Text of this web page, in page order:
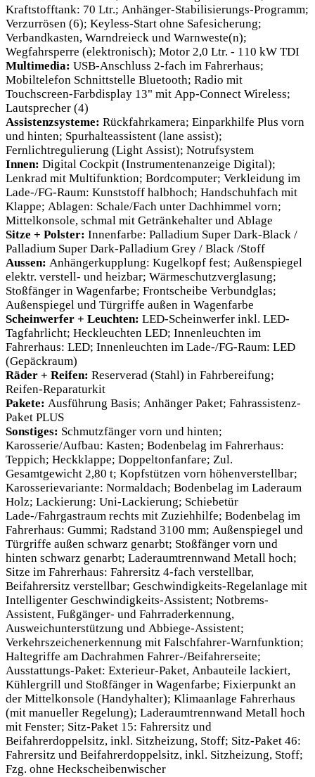
Kraftstofftank: 70 Ltr.; Anhänger-Stabilisierungs-Programm;
Verzurrösen (6); Keyless-Start ohne Safesicherung;
Verbandkasten, Warndreieck und Warnweste(n);
Wegfahrsperre (elektronisch); Motor 2,0 Ltr. - 110 kW TDI
Multimedia: USB-Anschluss 2-fach im Fahrerhaus;
Mobiltelefon Schnittstelle Bluetooth; Radio mit
Touchscreen-Farbdisplay 13" mit App-Connect Wireless;
Lautsprecher (4)
Assistenzsysteme: Rückfahrkamera; Einparkhilfe Plus vorn
und hinten; Spurhalteassistent (lane assist);
Fernlichtregulierung (Light Assist); Notrufsystem
Innen: Digital Cockpit (Instrumentenanzeige Digital);
Lenkrad mit Multifunktion; Bordcomputer; Verkleidung im
Lade-/FG-Raum: Kunststoff halbhoch; Handschuhfach mit
Klappe; Ablagen: Schale/Fach unter Dachhimmel vorn;
Mittelkonsole, schmal mit Getränkehalter und Ablage
Sitze + Polster: Innenfarbe: Palladium Super Dark-Black /
Palladium Super Dark-Palladium Grey / Black /Stoff
Aussen: Anhängerkupplung: Kugelkopf fest; Außenspiegel
elektr. verstell- und heizbar; Wärmeschutzverglasung;
Stoßfänger in Wagenfarbe; Frontscheibe Verbundglas;
Außenspiegel und Türgriffe außen in Wagenfarbe
Scheinwerfer + Leuchten: LED-Scheinwerfer inkl. LED-
Tagfahrlicht; Heckleuchten LED; Innenleuchten im
Fahrerhaus: LED; Innenleuchten im Lade-/FG-Raum: LED
(Gepäckraum)
Räder + Reifen: Reserverad (Stahl) in Fahrbereifung;
Reifen-Reparaturkit
Pakete: Ausführung Basis; Anhänger Paket; Fahrassistenz-
Paket PLUS
Sonstiges: Schmutzfänger vorn und hinten;
Karosserie/Aufbau: Kasten; Bodenbelag im Fahrerhaus:
Teppich; Heckklappe; Doppeltonfanfare; Zul.
Gesamtgewicht 2,80 t; Kopfstützen vorn höhenverstellbar;
Karosserievariante: Normaldach; Bodenbelag im Laderaum
Holz; Lackierung: Uni-Lackierung; Schiebetür
Lade-/Fahrgastraum rechts mit Zuziehhilfe; Bodenbelag im
Fahrerhaus: Gummi; Radstand 3100 mm; Außenspiegel und
Türgriffe außen schwarz genarbt; Stoßfänger vorn und
hinten schwarz genarbt; Laderaumtrennwand Metall hoch;
Sitze im Fahrerhaus: Fahrersitz 4-fach verstellbar,
Beifahrersitz verstellbar; Geschwindigkeits-Regelanlage mit
Intelligenter Geschwindigkeits-Assistent; Notbrems-
Assistent, Fußgänger- und Fahrraderkennung,
Ausweichunterstützung und Abbiege-Assistent;
Verkehrszeichenerkennung mit Falschfahrer-Warnfunktion;
Haltegriffe am Dachrahmen Fahrer-/Beifahrerseite;
Ausstattungs-Paket: Exterieur-Paket, Anbauteile lackiert,
Kühlergrill und Stoßfänger in Wagenfarbe; Fixierpunkt an
der Mittelkonsole (Handyhalter); Klimaanlage Fahrerhaus
(mit manueller Regelung); Laderaumtrennwand Metall hoch
mit Fenster; Sitz-Paket 15: Fahrersitz und
Beifahrerdoppelsitz, inkl. Sitzheizung, Stoff; Sitz-Paket 46:
Fahrersitz und Beifahrerdoppelsitz, inkl. Sitzheizung, Stoff;
Fzg. ohne Heckscheibenwischer